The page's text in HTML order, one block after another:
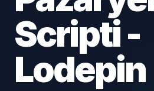
Scripti -
Lodepin